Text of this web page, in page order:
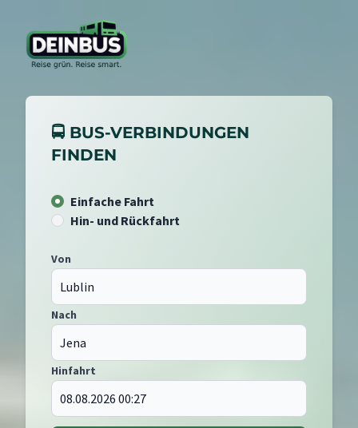
🚍 BUS-VERBINDUNGEN
FINDEN
Einfache Fahrt
Hin- und Rückfahrt
Von
Nach
Hinfahrt